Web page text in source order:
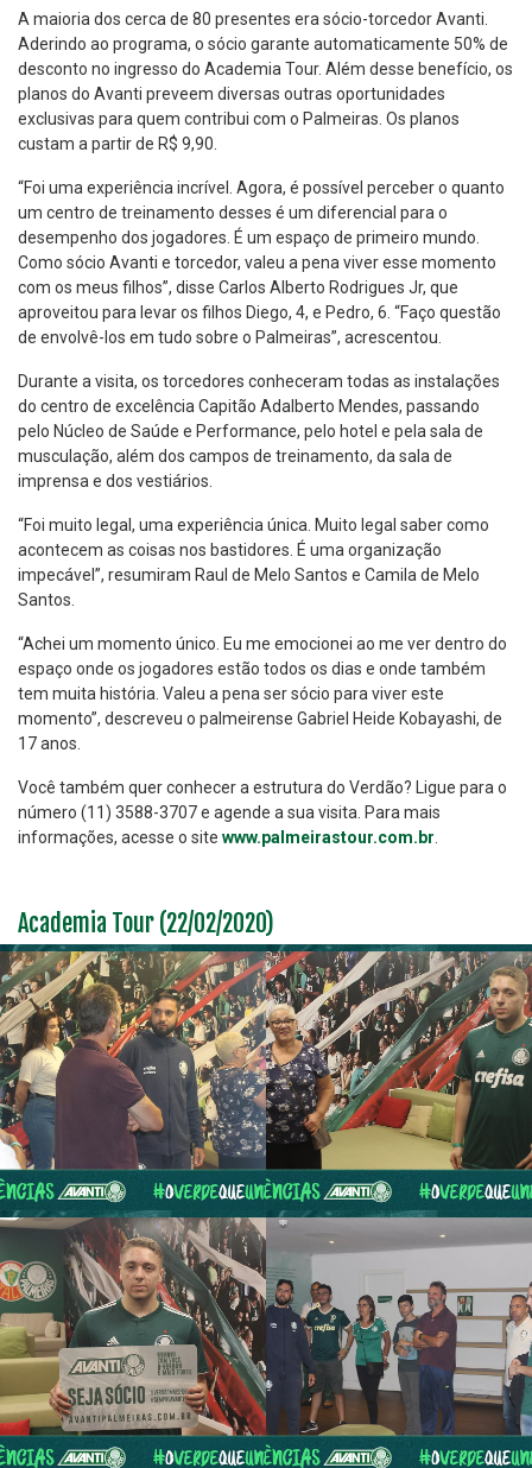
A maioria dos cerca de 80 presentes era sócio-torcedor Avanti.
Aderindo ao programa, o sócio garante automaticamente 50% de
desconto no ingresso do Academia Tour. Além desse benefício, os
planos do Avanti preveem diversas outras oportunidades
exclusivas para quem contribui com o Palmeiras. Os planos
custam a partir de R$ 9,90.
“Foi uma experiência incrível. Agora, é possível perceber o quanto
um centro de treinamento desses é um diferencial para o
desempenho dos jogadores. É um espaço de primeiro mundo.
Como sócio Avanti e torcedor, valeu a pena viver esse momento
com os meus filhos”, disse Carlos Alberto Rodrigues Jr, que
aproveitou para levar os filhos Diego, 4, e Pedro, 6. “Faço questão
de envolvê-los em tudo sobre o Palmeiras”, acrescentou.
Durante a visita, os torcedores conheceram todas as instalações
do centro de excelência Capitão Adalberto Mendes, passando
pelo Núcleo de Saúde e Performance, pelo hotel e pela sala de
musculação, além dos campos de treinamento, da sala de
imprensa e dos vestiários.
“Foi muito legal, uma experiência única. Muito legal saber como
acontecem as coisas nos bastidores. É uma organização
impecável”, resumiram Raul de Melo Santos e Camila de Melo
Santos.
“Achei um momento único. Eu me emocionei ao me ver dentro do
espaço onde os jogadores estão todos os dias e onde também
tem muita história. Valeu a pena ser sócio para viver este
momento”, descreveu o palmeirense Gabriel Heide Kobayashi, de
17 anos.
Você também quer conhecer a estrutura do Verdão? Ligue para o
número (11) 3588-3707 e agende a sua visita. Para mais
informações, acesse o site www.palmeirastour.com.br
Academia Tour (22/02/2020)